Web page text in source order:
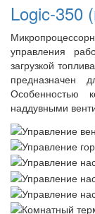
Logic-350
управления
загрузкой
предназначен
Особенностью
наддувными